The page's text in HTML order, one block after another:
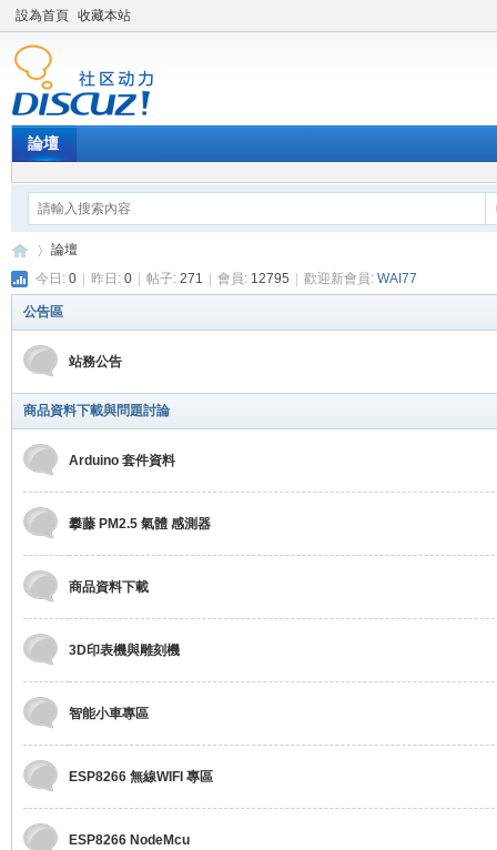
設為首頁 收藏本站
論壇
»
論壇
今日: 0 昨日: 0 帖子: 271 會員: 12795 歡迎新會員: WAI77
公告區
站務公告
商品資料下載與問題討論
Arduino 套件資料
攀藤 PM2.5 氣體 感測器
商品資料下載
3D印表機與雕刻機
智能小車專區
ESP8266 無線WIFI 專區
ESP8266 NodeMcu